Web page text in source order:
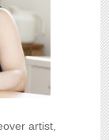
artist,